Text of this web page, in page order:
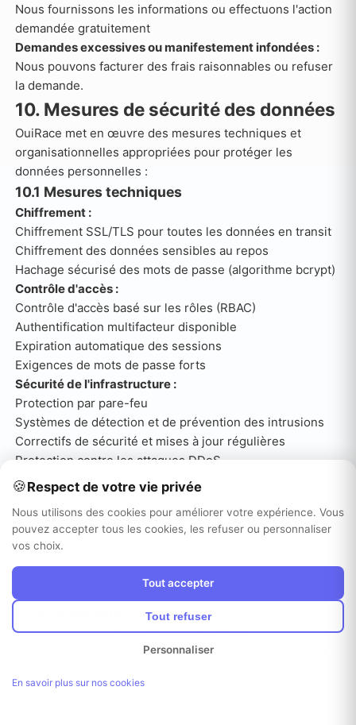
Nous fournissons les informations ou effectuons l'action
demandée gratuitement
Demandes excessives ou manifestement infondées :
Nous pouvons facturer des frais raisonnables ou refuser
la demande.
10. Mesures de sécurité des données
OuiRace met en œuvre des mesures techniques et
organisationnelles appropriées pour protéger les
données personnelles :
10.1 Mesures techniques
Chiffrement :
Chiffrement SSL/TLS pour toutes les données en transit
Chiffrement des données sensibles au repos
Hachage sécurisé des mots de passe (algorithme bcrypt)
Contrôle d'accès :
Contrôle d'accès basé sur les rôles (RBAC)
Authentification multifacteur disponible
Expiration automatique des sessions
Exigences de mots de passe forts
Sécurité de l'infrastructure :
Protection par pare-feu
Systèmes de détection et de prévention des intrusions
Correctifs de sécurité et mises à jour régulières
Protection contre les attaques DDoS
Environnements de production et de développement
Protection des données :
Sauvegardes automatisées quotidiennes
Redondance des données sur plusieurs serveurs
Validation et assainissement des entrées
Protection contre les vulnérabilités courantes (injection
Tests et audits de sécurité réguliers
🍪Respect de votre vie privée
Nous utilisons des cookies pour améliorer votre expérience. Vous
pouvez accepter tous les cookies, les refuser ou personnaliser
vos choix.
Tout accepter
Tout refuser
Personnaliser
En savoir plus sur nos cookies